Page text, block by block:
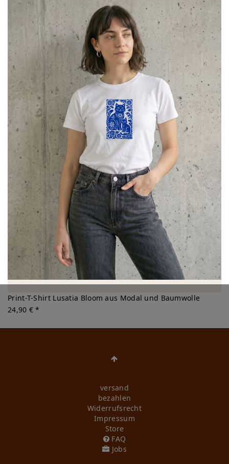
Print-T-Shirt Lusatia Bloom aus Modal und Baumwolle
24,90 € *
versand
bezahlen
Widerrufs­recht
Impressum
Store
FAQ
Jobs